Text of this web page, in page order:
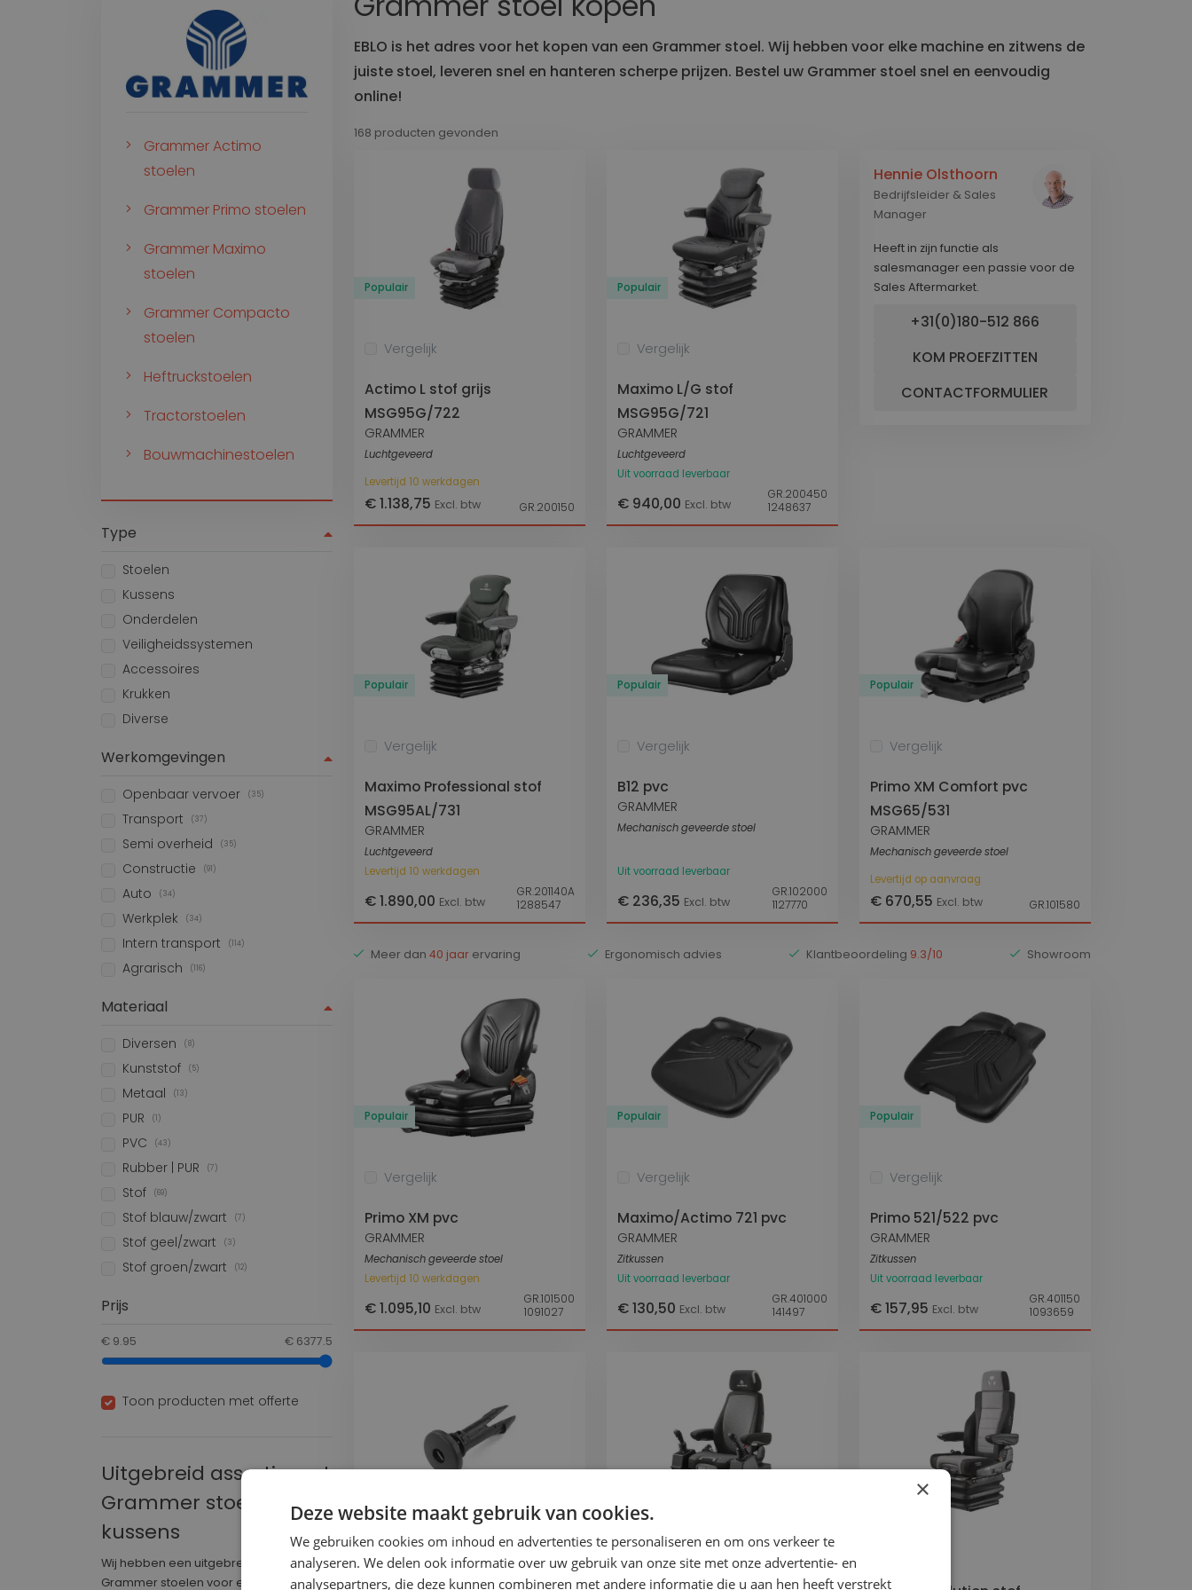
Werkplek
WERKPLEK ONDERZOEK EN ADVIES
Stoelen voor Bouwkraan
Stoelen voor Bouwmachine
Stoelen voor Grondverzet
Intern transport
Logistiek
Stoelen voor Kleine voertuigen
Stoelen voor Reachtruck
Wagenpark
Stoelen voor Kleine voertuigen
Transport
Land
Stoelen voor Bestelbus
Maritiem
Stoelen voor Laboratorium
Stoelen voor Natte ruimte
Stoelen voor Uiterlijke verzorging
Stoelen voor Werkplaats
Matten
EBLO is het adres voor het kopen van een Grammer stoel. Wij hebben voor elke machine en zitwens de
juiste stoel, leveren snel en hanteren scherpe prijzen. Bestel uw Grammer stoel snel en eenvoudig
online!
168 producten gevonden
Populair
Vergelijk
Actimo L stof grijs
MSG95G/722
GRAMMER
Luchtgeveerd
Levertijd 10 werkdagen
€ 1.138,75 Excl. btw GR.200150
Populair
Vergelijk
Maximo L/G stof
MSG95G/721
GRAMMER
Luchtgeveerd
Uit voorraad leverbaar
€ 940,00 Excl. btw
GR.200450
1248637
Populair
Vergelijk
Maximo Professional stof
MSG95AL/731
GRAMMER
Luchtgeveerd
Levertijd 10 werkdagen
€ 1.890,00 Excl. btw
GR.201140A
1288547
Populair
Vergelijk
B12 pvc
GRAMMER
Mechanisch geveerde stoel
Uit voorraad leverbaar
€ 236,35 Excl. btw
GR.102000
1127770
Populair
Vergelijk
Primo XM Comfort pvc
MSG65/531
GRAMMER
Mechanisch geveerde stoel
Levertijd op aanvraag
€ 670,55 Excl. btw GR.101580
Populair
Vergelijk
Primo XM pvc
GRAMMER
Mechanisch geveerde stoel
Levertijd 10 werkdagen
€ 1.095,10 Excl. btw
GR.101500
1091027
Populair
Vergelijk
Maximo/Actimo 721 pvc
GRAMMER
Zitkussen
Uit voorraad leverbaar
€ 130,50 Excl. btw
GR.401000
141497
Populair
Vergelijk
Primo 521/522 pvc
GRAMMER
Zitkussen
Uit voorraad leverbaar
€ 157,95 Excl. btw
GR.401150
1093659
Vergelijk Vergelijk
Hennie Olsthoorn
Bedrijfsleider & Sales
Manager
Heeft in zijn functie als
salesmanager een passie voor de
Sales Aftermarket.
+31(0)180-512 866
KOM PROEFZITTEN
CONTACTFORMULIER
Meer dan 40 jaar ervaring Ergonomisch advies Klantbeoordeling 9.3/10 Showroom
Grammer Actimo
stoelen
Grammer Primo stoelen
Grammer Maximo
stoelen
Grammer Compacto
stoelen
Heftruckstoelen
Tractorstoelen
Bouwmachinestoelen
Type
Stoelen
Kussens
Onderdelen
Veiligheidssystemen
Accessoires
Krukken
Diverse
Werkomgevingen
Openbaar vervoer (35)
Transport (37)
Semi overheid (35)
Constructie (91)
Auto (34)
Werkplek (34)
Intern transport (114)
Agrarisch (116)
Materiaal
Diversen (8)
Kunststof (5)
Metaal (13)
PUR (1)
PVC (43)
Rubber | PUR (7)
Stof (69)
Stof blauw/zwart (7)
Stof geel/zwart (3)
Stof groen/zwart (12)
Prijs
€ 9.95 € 6377.5
Toon producten met offerte
Uitgebreid assortiment
Grammer stoelen en
kussens
Wij hebben een uitgebreide voorraad
Grammer stoelen voor elke machine.
×
Deze website maakt gebruik van cookies.
We gebruiken cookies om inhoud en advertenties te personaliseren en om ons verkeer te
analyseren. We delen ook informatie over uw gebruik van onze site met onze advertentie- en
analysepartners, die deze kunnen combineren met andere informatie die u aan hen heeft verstrekt